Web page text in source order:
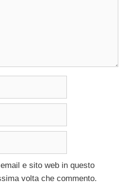
e sito web in questo
volta che commento.